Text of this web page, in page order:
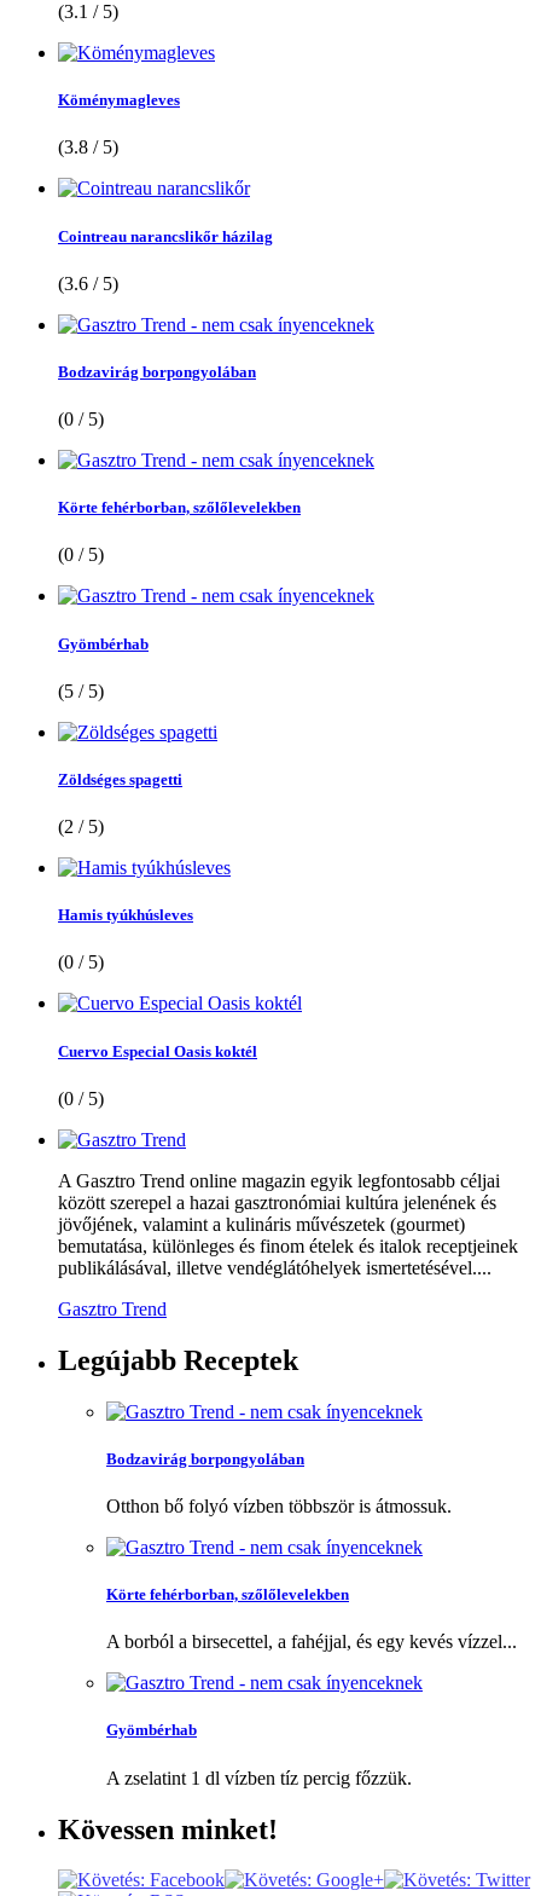
(3.1 / 5)
Köménymagleves
(3.8 / 5)
Cointreau narancslikőr házilag
(3.6 / 5)
Bodzavirág borpongyolában
(0 / 5)
Körte fehérborban, szőlőlevelekben
(0 / 5)
Gyömbérhab
(5 / 5)
Zöldséges spagetti
(2 / 5)
Hamis tyúkhúsleves
(0 / 5)
Cuervo Especial Oasis koktél
(0 / 5)
A Gasztro Trend online magazin egyik legfontosabb céljai
között szerepel a hazai gasztronómiai kultúra jelenének és
jövőjének, valamint a kulináris művészetek (gourmet)
bemutatása, különleges és finom ételek és italok receptjeinek
publikálásával, illetve vendéglátóhelyek ismertetésével....
Gasztro Trend
Legújabb Receptek
Bodzavirág borpongyolában
Otthon bő folyó vízben többször is átmossuk.
Körte fehérborban, szőlőlevelekben
A borból a birsecettel, a fahéjjal, és egy kevés vízzel...
Gyömbérhab
A zselatint 1 dl vízben tíz percig főzzük.
Kövessen minket!